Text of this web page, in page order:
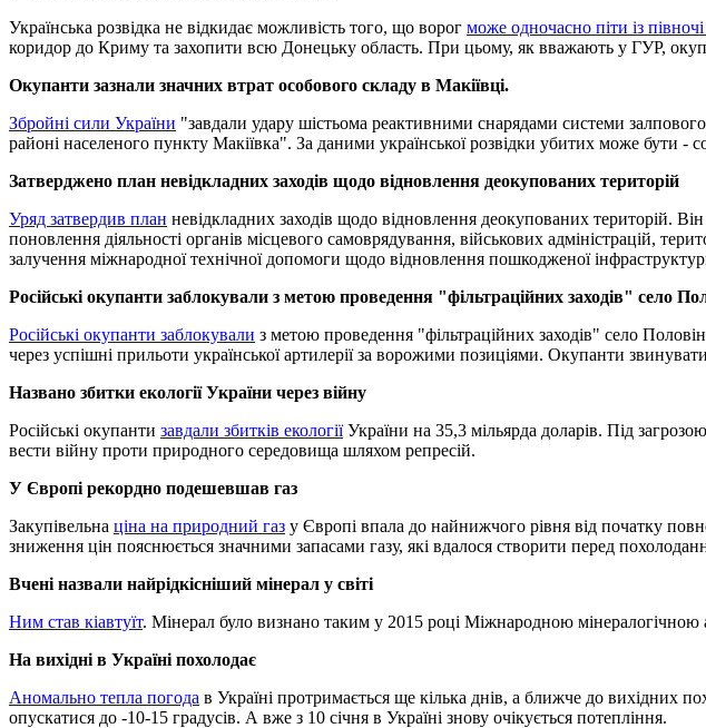
Українська розвідка не відкидає можливість того, що ворог може одночасно піти із півночі
коридор до Криму та захопити всю Донецьку область. При цьому, як вважають у ГУР,
Окупанти зазнали значних втрат особового складу в Макіївці.
Збройні сили України "завдали удару шістьома реактивними снарядами системи
районі населеного пункту Макіївка". За даними української розвідки убитих може бути -
Затверджено план невідкладних заходів щодо відновлення деокупованих територій
Уряд затвердив план невідкладних заходів щодо відновлення деокупованих територій.
поновлення діяльності органів місцевого самоврядування, військових адміністрацій,
залучення міжнародної технічної допомоги щодо відновлення пошкодженої
Російські окупанти заблокували з метою проведення "фільтраційних заходів" село
Російські окупанти заблокували з метою проведення "фільтраційних заходів" село
через успішні прильоти української артилерії за ворожими позиціями. Окупанти
Названо збитки екології України через війну
Російські окупанти завдали збитків екологіїУкраїни на 35,3 мільярда доларів. Під
вести війну проти природного середовища шляхом репресій.
У Європі рекордно подешевшав газ
Закупівельна ціна на природний газ у Європі впала до найнижчого рівня від початку
зниження цін пояснюється значними запасами газу, які вдалося створити перед
Вчені назвали найрідкісніший мінерал у світі
Ним став кіавтуїт. Мінерал було визнано таким у 2015 році Міжнародною
На вихідні в Україні похолодає
Аномально тепла погода в Україні протримається ще кілька днів, а ближче до вихідних
опускатися до -10-15 градусів. А вже з 10 січня в Україні знову очікується потепління.